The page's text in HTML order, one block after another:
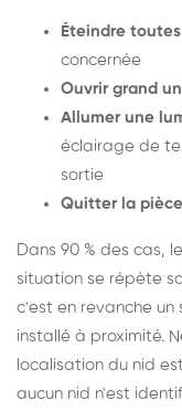
Éteindre
concernée
Ouvrir grand
Allumer une
éclairage de
sortie
Quitter la
Dans 90 % des cas,
situation se répète
c'est en revanche
installé à proximité.
localisation du nid
aucun nid n'est